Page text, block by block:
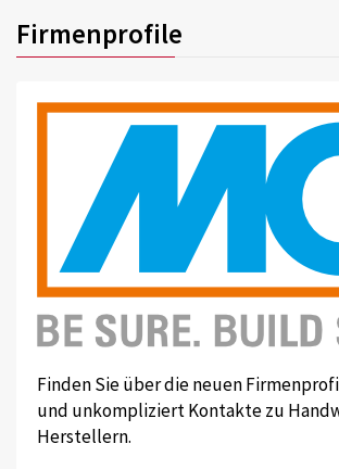
Firmenprofile
Finden Sie über die neuen
und unkompliziert Kontakte zu
Herstellern.